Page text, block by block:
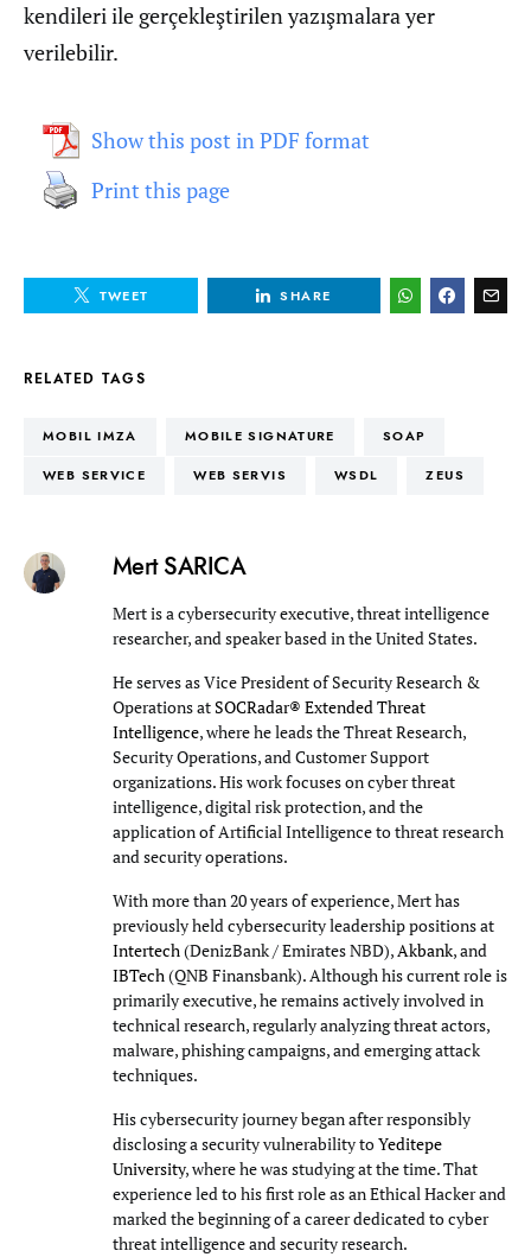
kendileri ile gerçekleştirilen yazışmalara yer
verilebilir.
Show this post in PDF format
Print this page
TWEET SHARE
RELATED TAGS
MOBIL IMZA MOBILE SIGNATURE SOAP
WEB SERVICE WEB SERVIS WSDL ZEUS
Mert SARICA
Mert is a cybersecurity executive, threat intelligence
researcher, and speaker based in the United States.
He serves as Vice President of Security Research &
Operations atSOCRadar® Extended Threat
Intelligence, where he leads the Threat Research,
Security Operations, and Customer Support
organizations. His work focuses on cyber threat
intelligence, digital risk protection, and the
application of Artificial Intelligence to threat research
and security operations.
With more than 20 years of experience, Mert has
previously held cybersecurity leadership positions at
Intertech(DenizBank / Emirates NBD),Akbank, and
IBTech(QNB Finansbank). Although his current role is
primarily executive, he remains actively involved in
technical research, regularly analyzing threat actors,
malware, phishing campaigns, and emerging attack
techniques.
His cybersecurity journey began after responsibly
disclosing a security vulnerability toYeditepe
University, where he was studying at the time. That
experience led to his first role as an Ethical Hacker and
marked the beginning of a career dedicated to cyber
threat intelligence and security research.